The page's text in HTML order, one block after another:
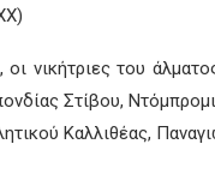
νικήτριες του
Στίβου,
Καλλιθέας,